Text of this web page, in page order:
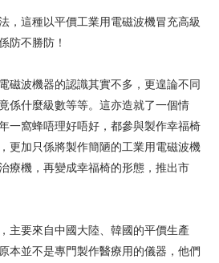
，這種以平價工業用電磁波機冒充高級
防不勝防！
磁波機器的認識其實不多，更遑論不同
係什麼級數等等。這亦造就了一個情
一窩蜂唔理好唔好，都參與製作幸福椅
更加只係將製作簡陋的工業用電磁波機
療機，再變成幸福椅的形態，推出市
主要來自中國大陸、韓國的平價生產
本並不是專門製作醫療用的儀器，他們